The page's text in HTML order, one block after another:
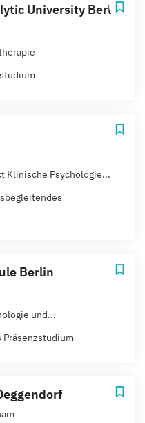
University Berlin
Klinische Psychologie...
Berlin
und...